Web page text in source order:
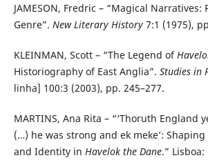
JAMESON, Fredric – “Magical Narratives:
Genre”. New Literary History7:1 (1975),
KLEINMAN, Scott – “The Legend of
Historiography of East Anglia”. Studies in
linha] 100:3 (2003), pp. 245–277.
MARTINS, Ana Rita – “‘Thoruth England
(…) he was strong and ek meke’:
and Identity in Havelok the Dane.”